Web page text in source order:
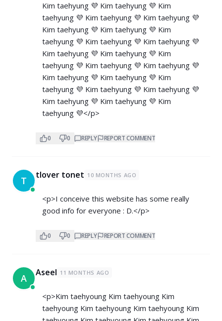
Kim taehyung 💜 Kim taehyung 💜 Kim
taehyung 💜 Kim taehyung 💜 Kim taehyung 💜
Kim taehyung 💜 Kim taehyung 💜 Kim
taehyung 💜 Kim taehyung 💜 Kim taehyung 💜
Kim taehyung 💜 Kim taehyung 💜 Kim
taehyung 💜 Kim taehyung 💜 Kim taehyung 💜
Kim taehyung 💜 Kim taehyung 💜 Kim
taehyung 💜 Kim taehyung 💜 Kim taehyung 💜
Kim taehyung 💜 Kim taehyung 💜 Kim
taehyung 💜</p>
0 0 REPLY REPORT COMMENT
T tlover tonet 10 MONTHS AGO
<p>I conceive this website has some really
good info for everyone : D.</p>
0 0 REPLY REPORT COMMENT
A Aseel 11 MONTHS AGO
<p>Kim taehyoung Kim taehyoung Kim
taehyoung Kim taehyoung Kim taehyoung Kim